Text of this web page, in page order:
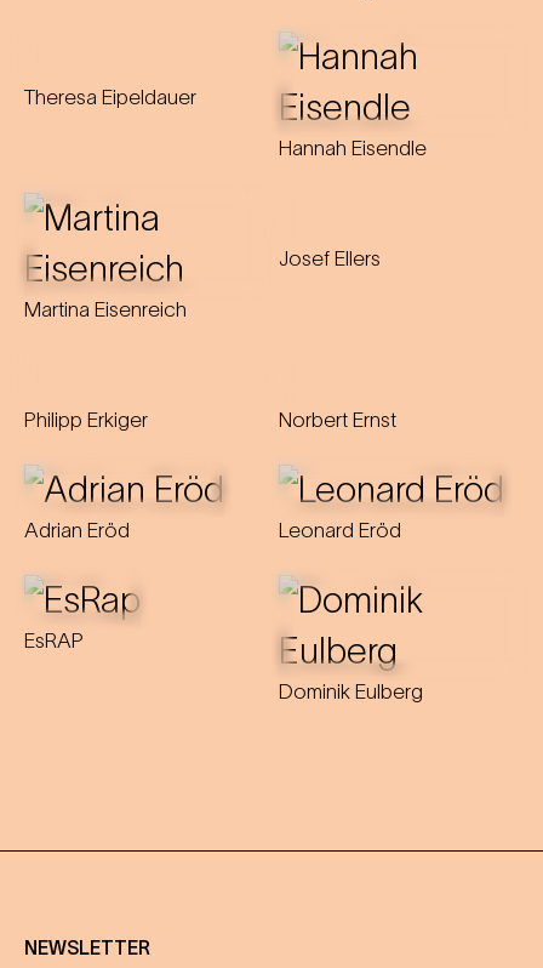
Theresa Eipeldauer
Hannah Eisendle
Martina Eisenreich
Josef Ellers
Philipp Erkiger Norbert Ernst
Adrian Eröd Leonard Eröd
EsRAP
Dominik Eulberg
NEWSLETTER